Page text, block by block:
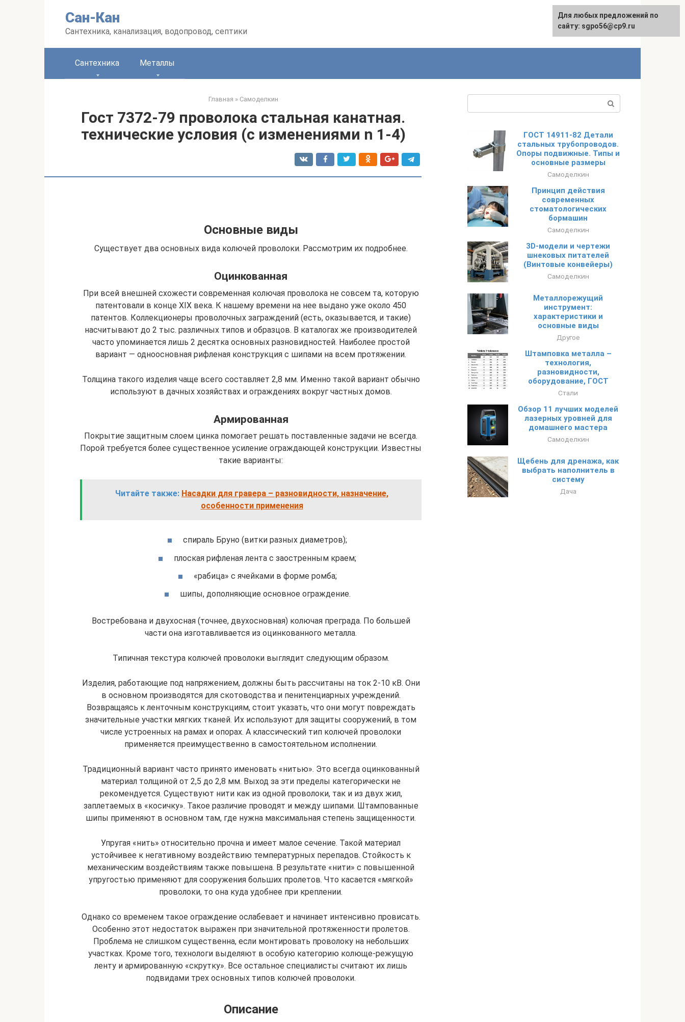
Сан-Кан
Сантехника, канализация, водопровод, септики
English
Сантехника Металлы
Главная » Самоделкин
Гост 7372-79 проволока стальная канатная.
технические условия (с изменениями n 1-4)
Основные виды
Существует два основных вида колючей проволоки. Рассмотрим их подробнее.
Оцинкованная
При всей внешней схожести современная колючая проволока не совсем та, которую
патентовали в конце XIX века. К нашему времени на нее выдано уже около 450
патентов. Коллекционеры проволочных заграждений (есть, оказывается, и такие)
насчитывают до 2 тыс. различных типов и образцов. В каталогах же производителей
часто упоминается лишь 2 десятка основных разновидностей. Наиболее простой
вариант — одноосновная рифленая конструкция с шипами на всем протяжении.
Толщина такого изделия чаще всего составляет 2,8 мм. Именно такой вариант обычно
используют в дачных хозяйствах и ограждениях вокруг частных домов.
Армированная
Покрытие защитным слоем цинка помогает решать поставленные задачи не всегда.
Порой требуется более существенное усиление ограждающей конструкции. Известны
такие варианты:
Читайте также: Насадки для гравера – разновидности, назначение,
особенности применения
спираль Бруно (витки разных диаметров);
плоская рифленая лента с заостренным краем;
«рабица» с ячейками в форме ромба;
шипы, дополняющие основное ограждение.
Востребована и двухосная (точнее, двухосновная) колючая преграда. По большей
части она изготавливается из оцинкованного металла.
Типичная текстура колючей проволоки выглядит следующим образом.
Изделия, работающие под напряжением, должны быть рассчитаны на ток 2-10 кВ. Они
в основном производятся для скотоводства и пенитенциарных учреждений.
Возвращаясь к ленточным конструкциям, стоит указать, что они могут повреждать
значительные участки мягких тканей. Их используют для защиты сооружений, в том
числе устроенных на рамах и опорах. А классический тип колючей проволоки
применяется преимущественно в самостоятельном исполнении.
Традиционный вариант часто принято именовать «нитью». Это всегда оцинкованный
материал толщиной от 2,5 до 2,8 мм. Выход за эти пределы категорически не
рекомендуется. Существуют нити как из одной проволоки, так и из двух жил,
заплетаемых в «косичку». Такое различие проводят и между шипами. Штампованные
шипы применяют в основном там, где нужна максимальная степень защищенности.
Упругая «нить» относительно прочна и имеет малое сечение. Такой материал
устойчивее к негативному воздействию температурных перепадов. Стойкость к
механическим воздействиям также повышена. В результате «нити» с повышенной
упругостью применяют для сооружения больших пролетов. Что касается «мягкой»
проволоки, то она куда удобнее при креплении.
Однако со временем такое ограждение ослабевает и начинает интенсивно провисать.
Особенно этот недостаток выражен при значительной протяженности пролетов.
Проблема не слишком существенна, если монтировать проволоку на небольших
участках. Кроме того, технологи выделяют в особую категорию колюще-режущую
ленту и армированную «скрутку». Все остальное специалисты считают их лишь
подвидами трех основных типов колючей проволоки.
Описание
ГОСТ 14911-82 Детали
стальных трубопроводов.
Опоры подвижные. Типы и
основные размеры
Самоделкин
Принцип действия
современных
стоматологических
бормашин
Самоделкин
3D-модели и чертежи
шнековых питателей
(Винтовые конвейеры)
Самоделкин
Металлорежущий
инструмент:
характеристики и
основные виды
Другое
Штамповка металла –
технология,
разновидности,
оборудование, ГОСТ
Стали
Обзор 11 лучших моделей
лазерных уровней для
домашнего мастера
Самоделкин
Щебень для дренажа, как
выбрать наполнитель в
систему
Дача
Для любых предложений по
сайту: sgpo56@cp9.ru